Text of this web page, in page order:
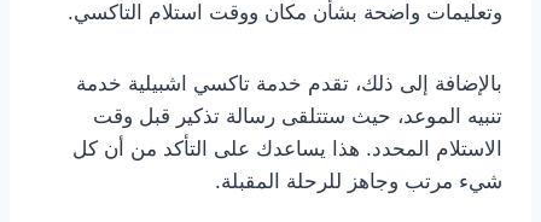
وتعليمات واضحة بشأن مكان ووقت استلام التاكسي.
بالإضافة إلى ذلك، تقدم خدمة تاكسي اشبيلية خدمة
تنبيه الموعد، حيث ستتلقى رسالة تذكير قبل وقت
الاستلام المحدد. هذا يساعدك على التأكد من أن كل
شيء مرتب وجاهز للرحلة المقبلة.